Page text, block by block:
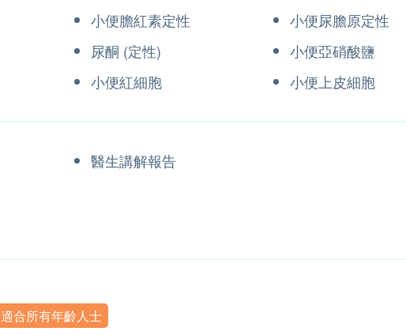
小便膽紅素定性
小便尿膽原定性
尿酮 (定性)
小便亞硝酸鹽
小便紅細胞
小便上皮細胞
醫生講解報告
適合所有年齡人士